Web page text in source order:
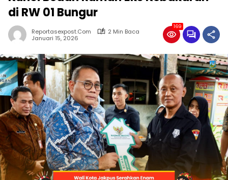
di RW 01 Bungur
Reportasexpost.com
2 Min Baca
Januari 15, 2026
169